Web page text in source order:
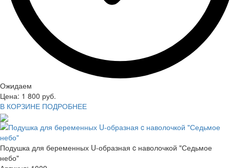
Ожидаем
Цена: 1 800 руб.
В КОРЗИНЕ ПОДРОБНЕЕ
Подушка для беременных U-образная c наволочкой "Седьмое
небо"